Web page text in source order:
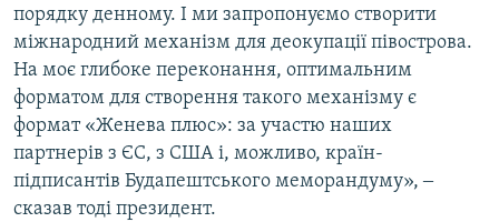
порядку денному. І ми запропонуємо створити
міжнародний механізм для деокупації півострова.
На моє глибоке переконання, оптимальним
форматом для створення такого механізму є
формат «Женева плюс»: за участю наших
партнерів з ЄС, з США і, можливо, країн-
підписантів Будапештського меморандуму», ‒
сказав тоді президент.